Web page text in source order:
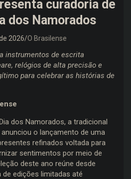
curadoria de
dos Namorados
2026 O Brasilense
instrumentos de escrita
relógios de alta precisão e
para celebrar as histórias de
dos Namorados, a tradicional
o lançamento de uma
refinados voltada para
sentimentos por meio de
deste ano reúne desde
edições limitadas até